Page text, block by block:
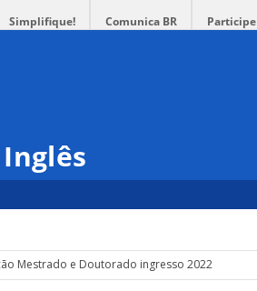
Simplifique! Comunica BR Participe
Mestrado e Doutorado ingresso 2022